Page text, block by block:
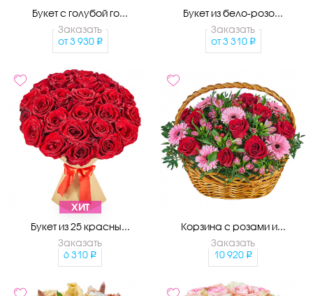
Букет с голубой го...
Заказать
от 3 930
Букет из бело-розо...
Заказать
от 3 310
ХИТ
Букет из 25 красны...
Заказать
6 310
Корзина с розами и...
Заказать
10 920